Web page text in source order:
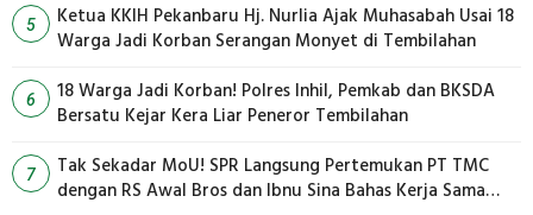
5
Ketua KKIH Pekanbaru Hj. Nurlia Ajak Muhasabah Usai 18
Warga Jadi Korban Serangan Monyet di Tembilahan
6
18 Warga Jadi Korban! Polres Inhil, Pemkab dan BKSDA
Bersatu Kejar Kera Liar Peneror Tembilahan
7
Tak Sekadar MoU! SPR Langsung Pertemukan PT TMC
dengan RS Awal Bros dan Ibnu Sina Bahas Kerja Sama